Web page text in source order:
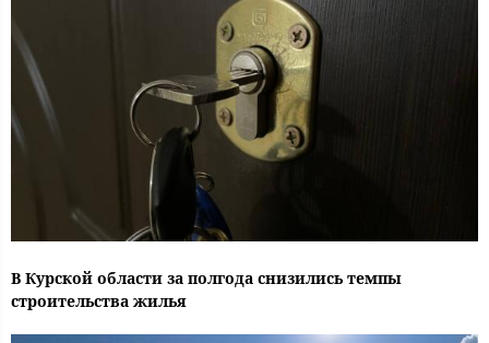
В Курской области за полгода снизились темпы
строительства жилья